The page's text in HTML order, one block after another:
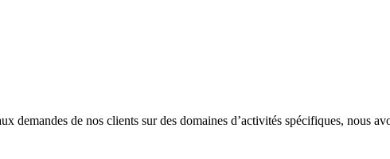
demandes de nos clients sur des domaines d’activités spécifiques, nous